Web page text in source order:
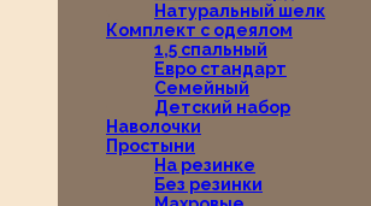
Натуральный шелк
Комплект с одеялом
1,5 спальный
Евро стандарт
Семейный
Детский набор
Наволочки
Простыни
На резинке
Без резинки